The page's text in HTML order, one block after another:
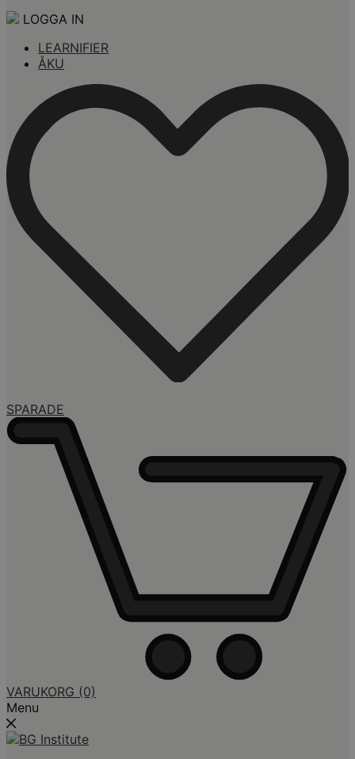
LOGGA IN
LEARNIFIER
ÅKU
SPARADE
VARUKORG (0)
Menu